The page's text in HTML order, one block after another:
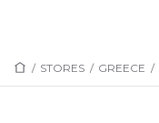
/ STORES / GREECE /